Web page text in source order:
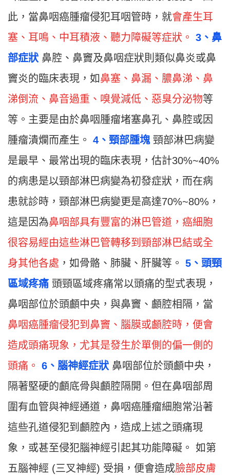
此，當鼻咽癌腫瘤侵犯耳咽管時，就會產生耳
塞、耳鳴、中耳積液、聽力障礙等症狀。 3、鼻
部症狀 鼻腔、鼻竇及鼻咽症狀則類似鼻炎或鼻
竇炎的臨床表現，如鼻塞、鼻漏、膿鼻涕、鼻
涕倒流、鼻音過重、嗅覺減低、惡臭分泌物等
等。主要是由於鼻咽腫瘤堵塞鼻孔、鼻腔或因
腫瘤潰爛而產生。 4、頸部腫塊頸部淋巴病變
是最早、最常出現的臨床表現，估計30%~40%
的病患是以頸部淋巴病變為初發症狀，而在病
患就診時，頸部淋巴病變更是高達70%~80%，
這是因為鼻咽部具有豐富的淋巴管道，癌細胞
很容易經由這些淋巴管轉移到頸部淋巴結或全
身其他各處 ，如骨骼、肺臟、肝臟等。 5、頭頸
區域疼痛 頭頸區域疼痛常以頭痛的型式表現，
鼻咽部位於頭顱中央，與鼻竇、顱腔相隔，當
鼻咽癌腫瘤侵犯到鼻竇、腦膜或顱腔時，便會
造成頭痛現象，尤其是發生於單側的偏一側的
頭痛。 6、腦神經症狀 鼻咽部位於頭顱中央，
隔著堅硬的顱底骨與顱腔隔開。但在鼻咽部周
圍有血管與神經通道，鼻咽癌腫瘤細胞常沿著
這些孔道侵犯到顱腔內，造成上述之頭痛現
象，或甚至侵犯腦神經引起其功能障礙。 如第
五腦神經 (三叉神經) 受損，便會造成臉部皮膚